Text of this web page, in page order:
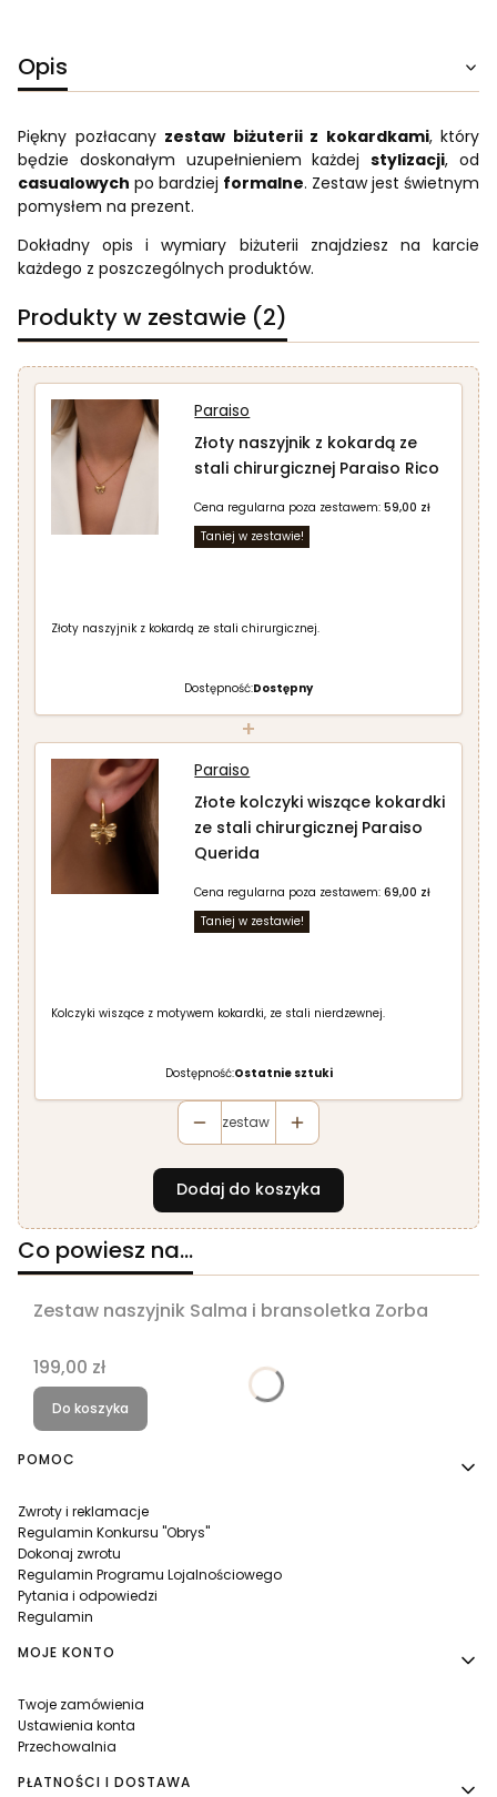
Opis
Piękny pozłacany zestaw biżuterii z kokardkami, który
będzie doskonałym uzupełnieniem każdejstylizacji, od
casualowych po bardziej formalne. Zestaw jest świetnym
pomysłem na prezent.
Dokładny opis i wymiary biżuterii znajdziesz na karcie
każdego z poszczególnych produktów.
Produkty w zestawie (2)
Paraiso
Złoty naszyjnik z kokardą ze
stali chirurgicznej Paraiso Rico
Cena regularna poza zestawem:59,00 zł
Taniej w zestawie!
Złoty naszyjnik z kokardą ze stali chirurgicznej.
Dostępność:Dostępny
+
Paraiso
Złote kolczyki wiszące kokardki
ze stali chirurgicznej Paraiso
Querida
Cena regularna poza zestawem:69,00 zł
Taniej w zestawie!
Kolczyki wiszące z motywem kokardki, ze stali nierdzewnej.
Dostępność:Ostatnie sztuki
zestaw
Dodaj do koszyka
Co powiesz na...
Zestaw naszyjnik Salma i bransoletka Zorba
Cena
199,00 zł
Do koszyka
Linki w stopce
POMOC
Zwroty i reklamacje
Regulamin Konkursu "Obrys"
Dokonaj zwrotu
Regulamin Programu Lojalnościowego
Pytania i odpowiedzi
Regulamin
MOJE KONTO
Twoje zamówienia
Ustawienia konta
Przechowalnia
PŁATNOŚCI I DOSTAWA